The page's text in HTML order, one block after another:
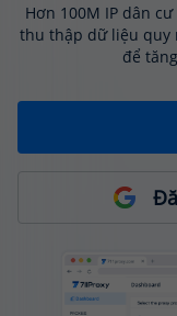
Hơn 100M IP dân
thu thập dữ liệu quy
để